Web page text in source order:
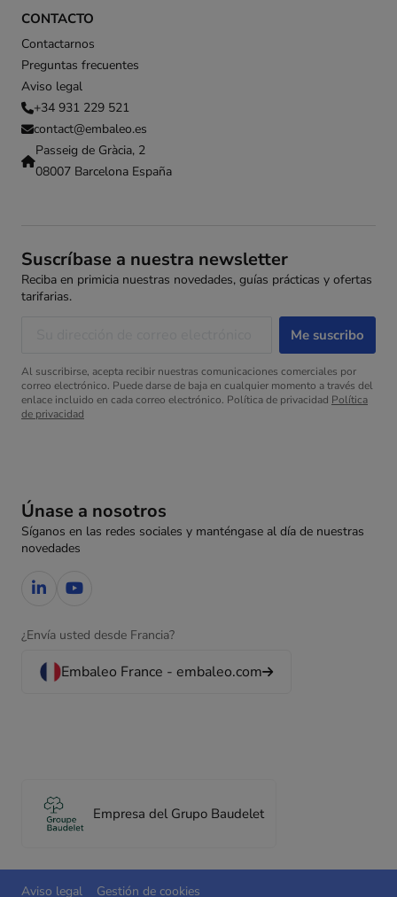
CONTACTO
Contactarnos
Preguntas frecuentes
Aviso legal
+34 931 229 521
contact@embaleo.es
Passeig de Gràcia, 2
08007 Barcelona España
Únase a nosotros
Síganos en las redes sociales y manténgase al día de nuestras
novedades
¿Envía usted desde Francia?
Embaleo France - embaleo.com
Empresa del Grupo Baudelet
Suscríbase a nuestra newsletter
Reciba en primicia nuestras novedades, guías prácticas y ofertas
tarifarias.
Al suscribirse, acepta recibir nuestras comunicaciones comerciales por
correo electrónico. Puede darse de baja en cualquier momento a través del
enlace incluido en cada correo electrónico. Política de privacidad Política
de privacidad
Aviso legal Gestión de cookies